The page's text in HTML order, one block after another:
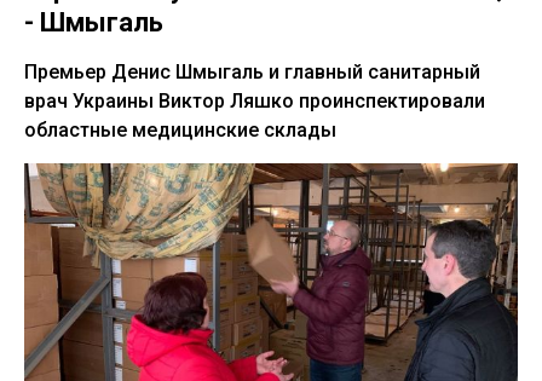
- Шмыгаль
Премьер Денис Шмыгаль и главный санитарный
врач Украины Виктор Ляшко проинспектировали
областные медицинские склады